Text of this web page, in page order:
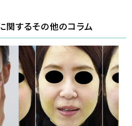
関するその他のコラム